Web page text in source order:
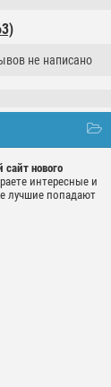
не написано
сайт нового
интересные и
лучшие попадают